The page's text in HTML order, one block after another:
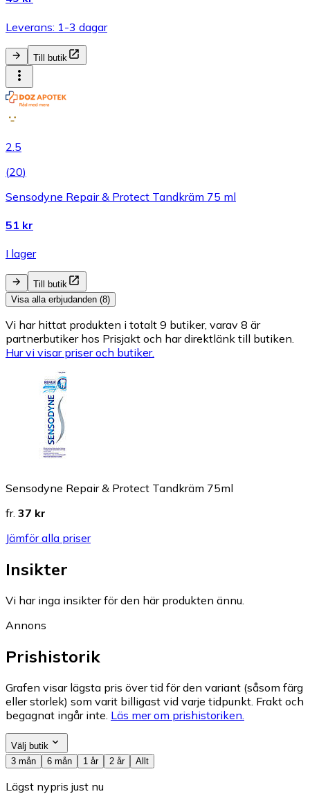
Leverans: 1-3 dagar
Till butik
2.5
(20)
Sensodyne Repair & Protect Tandkräm 75 ml
51 kr
I lager
Till butik
Visa alla erbjudanden (8)
Vi har hittat produkten i totalt 9 butiker, varav 8 är
partnerbutiker hos Prisjakt och har direktlänk till butiken.
Hur vi visar priser och butiker.
Sensodyne Repair & Protect Tandkräm 75ml
fr. 37 kr
Jämför alla priser
Insikter
Vi har inga insikter för den här produkten ännu.
Annons
Prishistorik
Grafen visar lägsta pris över tid för den variant (såsom färg
eller storlek) som varit billigast vid varje tidpunkt. Frakt och
begagnat ingår inte. Läs mer om prishistoriken.
Välj butik
3 mån
6 mån 1 år 2 år Allt
Lägst nypris just nu